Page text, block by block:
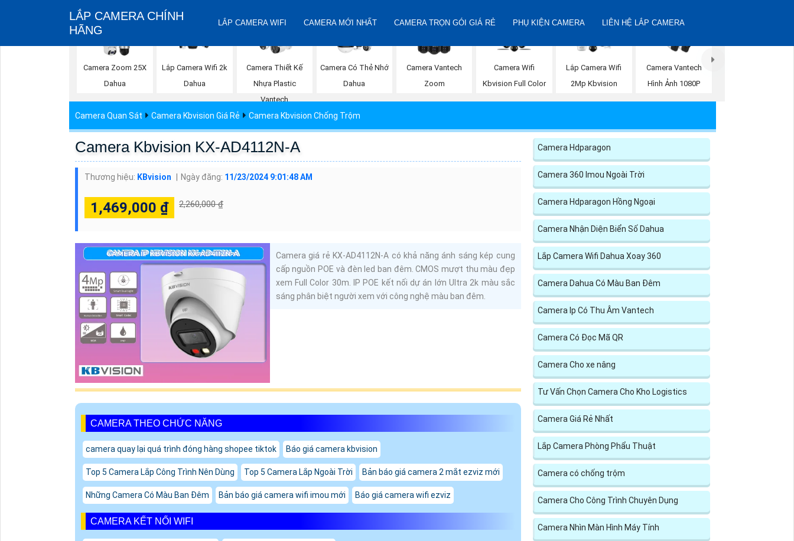
LẮP CAMERA CHÍNH
HÃNG
LẮP CAMERA WIFI CAMERA MỚI NHẤT CAMERA TRỌN GÓI GIÁ RẺ PHỤ KIỆN CAMERA LIÊN HỆ LẮP CAMERA
Camera Zoom 25X
Dahua
Lắp Camera Wifi 2k
Dahua
Camera Thiết Kế
Nhựa Plastic
Vantech
Camera Có Thẻ Nhớ
Dahua
Camera Vantech
Zoom
Camera Wifi
Kbvision Full Color
Lắp Camera Wifi
2Mp Kbvision
Camera Vantech
Hình Ảnh 1080P
Camera Quan Sát Camera Kbvision Giá Rẻ Camera Kbvision Chống Trộm
Camera Kbvision KX-AD4112N-A
Thương hiệu: KBvision Ngày đăng: 11/23/2024 9:01:48 AM
1,469,000 ₫ 2,260,000 ₫
Camera giá rẻ KX-AD4112N-A có khả năng ánh sáng kép cung
cấp nguồn POE và đèn led ban đêm. CMOS mượt thu màu đẹp
xem Full Color 30m. IP POE kết nối dự án lớn Ultra 2k màu sắc
sáng phân biệt người xem với công nghệ màu ban đêm.
CAMERA THEO CHỨC NĂNG
camera quay lại quá trình đóng hàng shopee tiktok Báo giá camera kbvision
Top 5 Camera Lắp Công Trình Nên Dùng Top 5 Camera Lắp Ngoài Trời Bản báo giá camera 2 mắt ezviz mới
Những Camera Có Màu Ban Đêm Bản báo giá camera wifi imou mới Báo giá camera wifi ezviz
CAMERA KẾT NỐI WIFI
Camera Hdparagon
Camera 360 Imou Ngoài Trời
Camera Hdparagon Hồng Ngoại
Camera Nhận Diện Biển Số Dahua
Lắp Camera Wifi Dahua Xoay 360
Camera Dahua Có Màu Ban Đêm
Camera Ip Có Thu Âm Vantech
Camera Có Đọc Mã QR
Camera Cho xe nâng
Tư Vấn Chọn Camera Cho Kho Logistics
Camera Giá Rẻ Nhất
Lắp Camera Phòng Phẩu Thuật
Camera có chống trộm
Camera Cho Công Trình Chuyên Dụng
Camera Nhìn Màn Hình Máy Tính